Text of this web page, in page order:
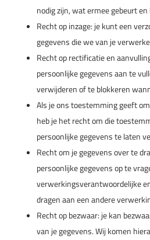
nodig zijn, wat ermee gebeurt
Recht op inzage: je kunt een
gegevens die we van je
Recht op rectificatie en
persoonlijke gegevens aan te
verwijderen of te blokkeren
Als je ons toestemming geeft
heb je het recht om die
persoonlijke gegevens te laten
Recht om je gegevens over te
persoonlijke gegevens op te
verwerkingsverantwoordelijke
dragen aan een andere
Recht op bezwaar: je kan
van je gegevens. Wij komen